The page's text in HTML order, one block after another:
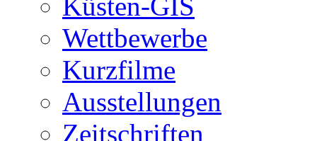
Wettbewerbe
Kurzfilme
Ausstellungen
Zeitschriften